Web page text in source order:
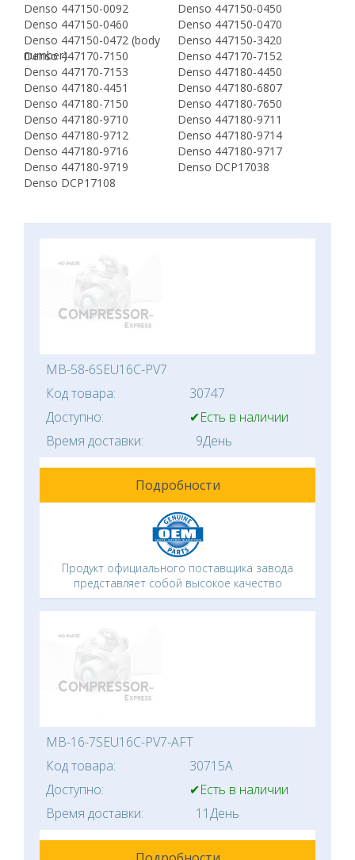
Denso 447150-0092
Denso 447150-0450
Denso 447150-0460
Denso 447150-0470
Denso 447150-0472 (body
number)
Denso 447150-3420
Denso 447170-7150
Denso 447170-7152
Denso 447170-7153
Denso 447180-4450
Denso 447180-4451
Denso 447180-6807
Denso 447180-7150
Denso 447180-7650
Denso 447180-9710
Denso 447180-9711
Denso 447180-9712
Denso 447180-9714
Denso 447180-9716
Denso 447180-9717
Denso 447180-9719
Denso DCP17038
Denso DCP17108
MB-58-6SEU16C-PV7
Код товара:
30747
Доступно:
✔Есть в наличии
Время доставки:
9День
Подробности
Продукт официального поставщика завода
представляет собой высокое качество
MB-16-7SEU16C-PV7-AFT
Код товара:
30715A
Доступно:
✔Есть в наличии
Время доставки:
11День